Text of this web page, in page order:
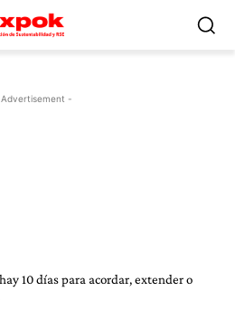
-
10 días para acordar, extender o